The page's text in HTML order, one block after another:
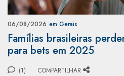
06/08/2026 em Gerais
Famílias brasileiras
para bets em 2025
(1) COMPARTILHAR